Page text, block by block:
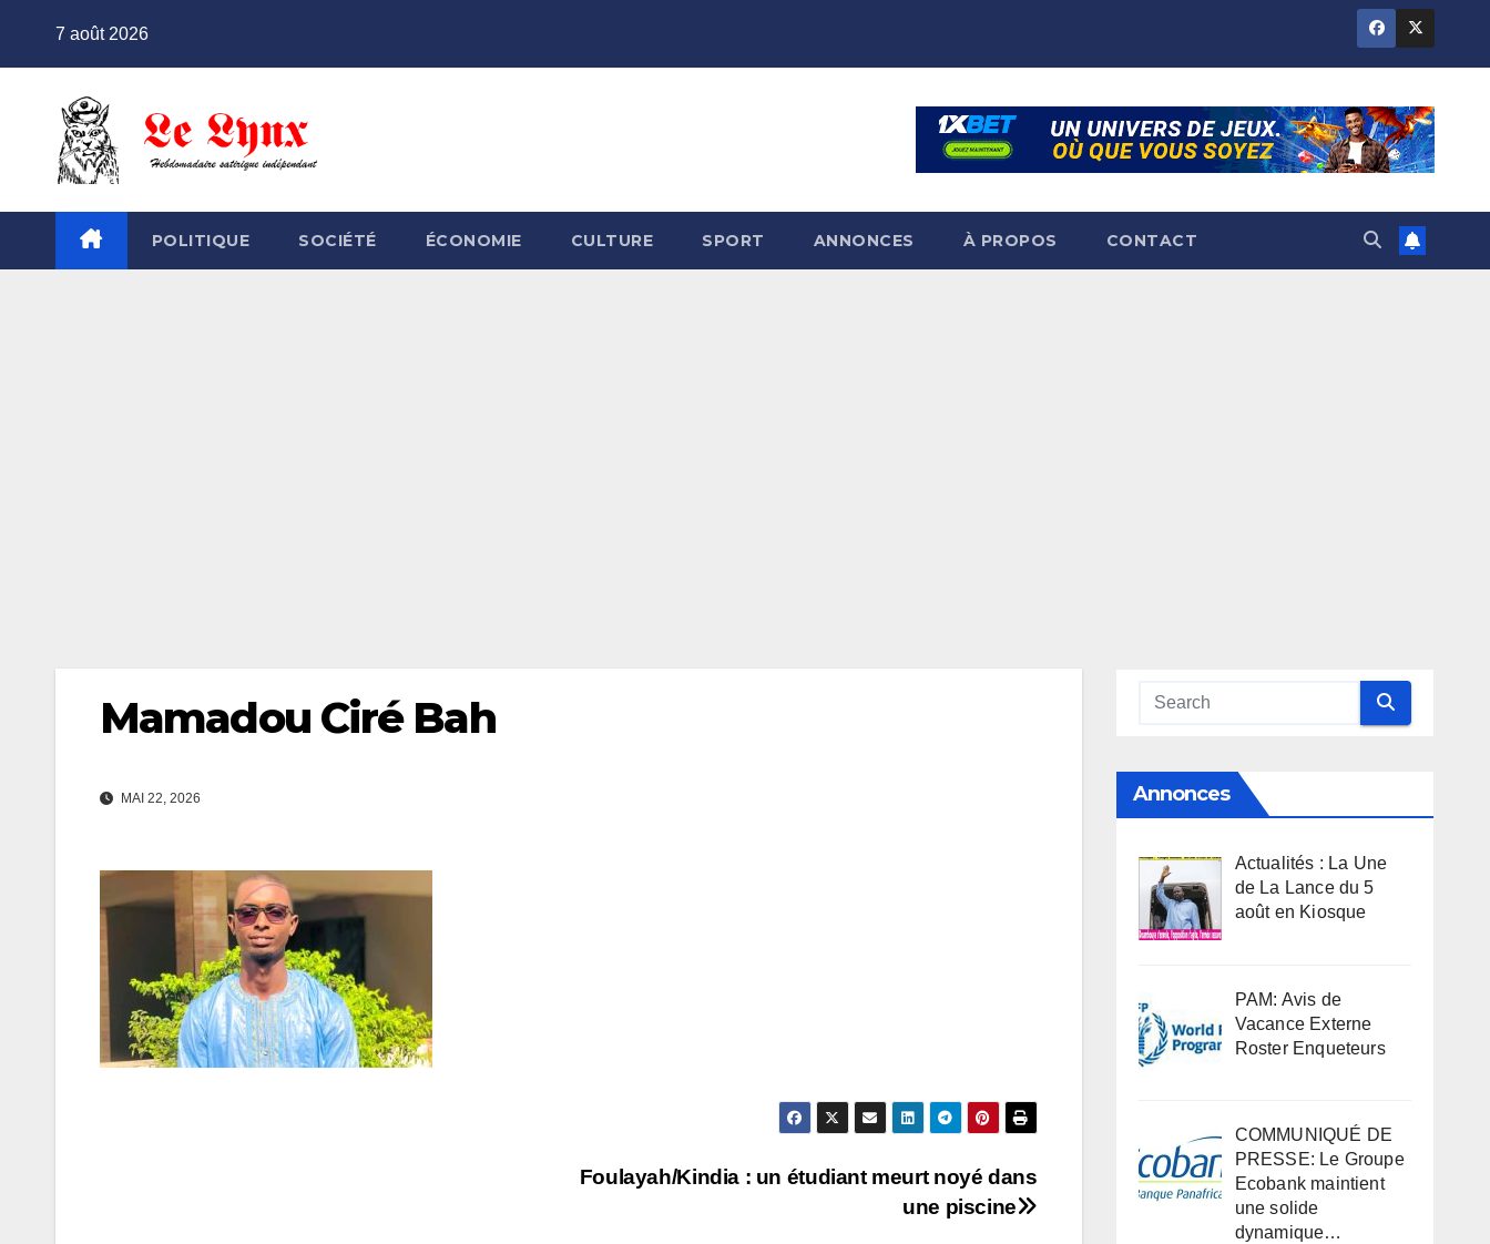
7 août 2026
POLITIQUE SOCIÉTÉ ÉCONOMIE CULTURE SPORT ANNONCES À PROPOS CONTACT
Mamadou Ciré Bah
MAI 22, 2026
Foulayah/Kindia : un étudiant meurt noyé dans
une piscine
Annonces
Actualités : La Une
de La Lance du 5
août en Kiosque
PAM: Avis de
Vacance Externe
Roster Enqueteurs
COMMUNIQUÉ DE
PRESSE: Le Groupe
Ecobank maintient
une solide
dynamique…